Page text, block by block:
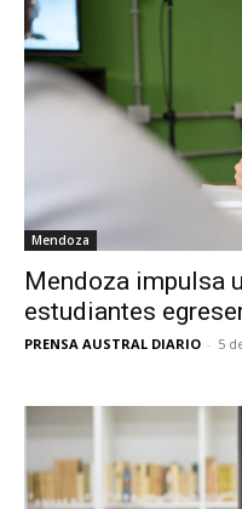
Mendoza
Mendoza impulsa
estudiantes
PRENSA AUSTRAL DIARIO - 5